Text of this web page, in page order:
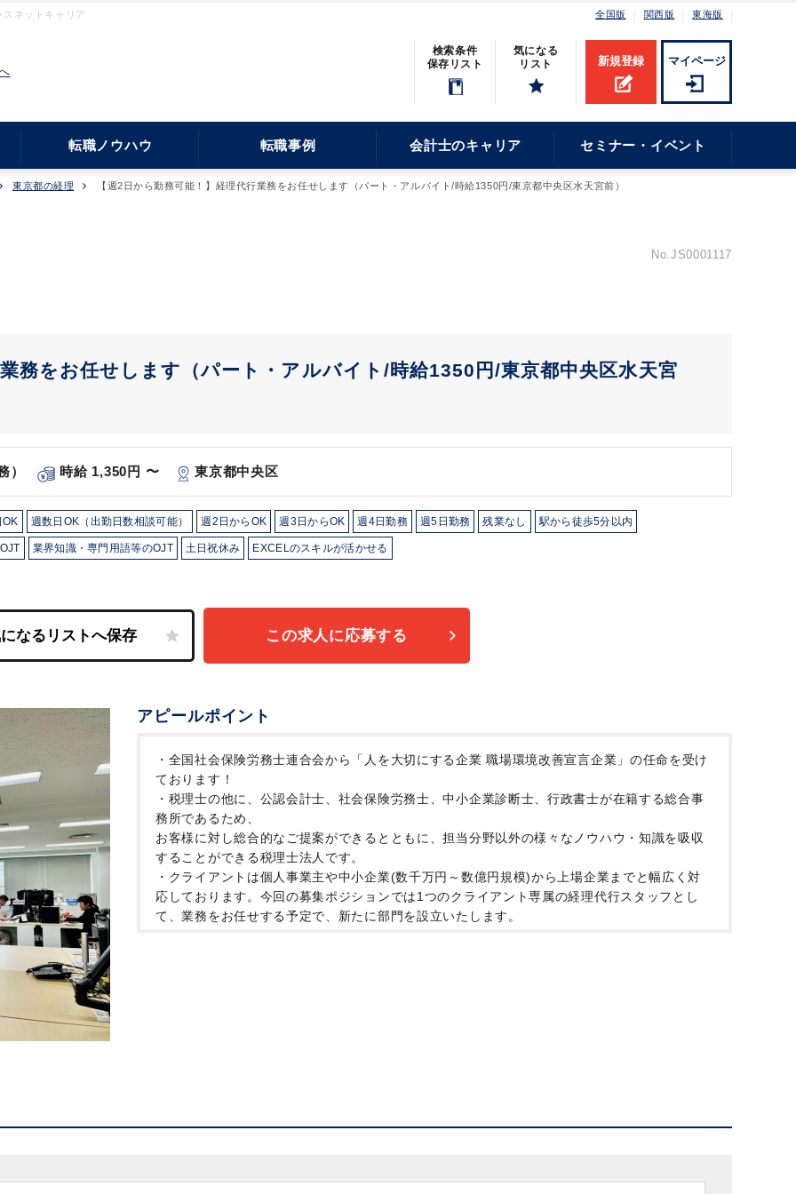
ネットキャリア 全国版 関西版 東海版
検索条件
保存リスト
気になる
リスト
新規登録 マイページ
転職ノウハウ 転職事例 会計士のキャリア セミナー・イベント
東京都の経理 【週2日から勤務可能！】経理代行業務をお任せします（パート・アルバイト/時給1350円/東京都中央区水天宮前）
No.JS0001117
務をお任せします（パート・アルバイト/時給1350円/東京都中央区水天宮
） 時給 1,350円 〜 東京都中央区
OK 週数日OK（出勤日数相談可能） 週2日からOK 週3日からOK 週4日勤務 週5日勤務 残業なし 駅から徒歩5分以内
業界知識・専門用語等のOJT 土日祝休み EXCELのスキルが活かせる
この求人に応募する
アピールポイント
・全国社会保険労務士連合会から「人を大切にする企業 職場環境改善宣言企業」の任命を受け
ております！
・税理士の他に、公認会計士、社会保険労務士、中小企業診断士、行政書士が在籍する総合事
務所であるため、
お客様に対し総合的なご提案ができるとともに、担当分野以外の様々なノウハウ・知識を吸収
することができる税理士法人です。
・クライアントは個人事業主や中小企業(数千万円～数億円規模)から上場企業までと幅広く対
応しております。今回の募集ポジションでは1つのクライアント専属の経理代行スタッフとし
て、業務をお任せする予定で、新たに部門を設立いたします。